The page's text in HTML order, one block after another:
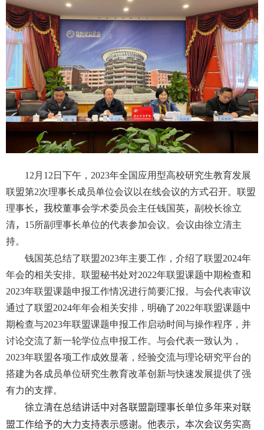
12 月 12 日下午， 2023年全国应用型高校研究生教育发展
联盟第2次理事长成员单位会议以在线会议的方式召开。联盟
理事长， 我校董事会学术委员会主任钱国英， 副校长徐立
清， 15所副理事长单位的代表参加会议。会议由徐立清主
持。
钱国英总结了联盟2023年主要工作，介绍了联盟2024年
年会的相关安排。联盟秘书处对2022年联盟课题中期检查和
2023年联盟课题申报工作情况进行简要汇报。与会代表审议
通过了联盟2024年年会相关安排，明确了2022年联盟课题中
期检查与2023年联盟课题申报工作启动时间与操作程序，并
讨论交流了新一轮学位点申报工作。与会代表一致认为，
2023年联盟各项工作成效显著，经验交流与理论研究平台的
搭建为各成员单位研究生教育改革创新与快速发展提供了强
有力的支撑。
徐立清在总结讲话中对各联盟副理事长单位多年来对联
盟工作给予的大力支持表示感谢。他表示， 本次会议务实高